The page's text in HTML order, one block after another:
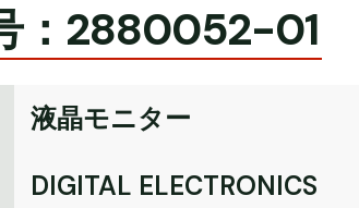
：2880052-01
液晶モニター
DIGITAL ELECTRONICS